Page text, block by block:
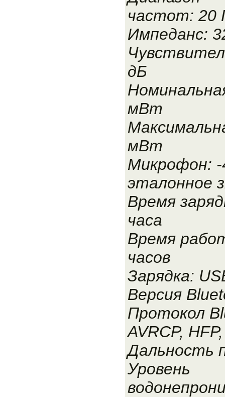
частот: 20
Импеданс:
дБ
мВт
мВт
Микрофон: -
эталонное
Время
часа
Время
часов
Зарядка:
Версия
Протокол
AVRCP,
Дальность
Уровень